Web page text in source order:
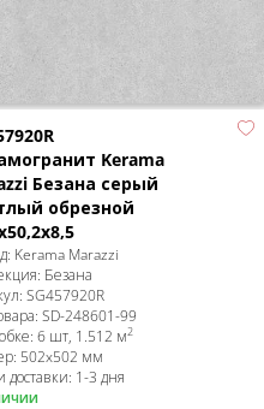
Kerama
Безана серый
обрезной
Kerama Marazzi
Безана
SG457920R
SD-248601-99
: 6 шт, 1.512 м2
502x502 мм
доставки: 1-3 дня